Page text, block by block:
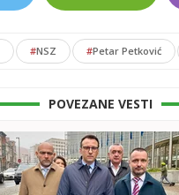
#NSZ #Petar Petković
POVEZANE VESTI